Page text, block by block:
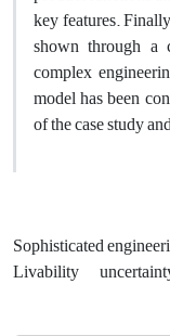
key features.
shown through a
complex
model has been
of the case study
Sophisticated
Livability